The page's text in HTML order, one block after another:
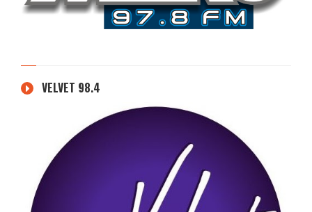
VELVET 98.4